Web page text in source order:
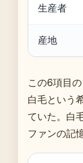
生産者
産地
この6項目の
白毛という
ていた。白
ファンの記